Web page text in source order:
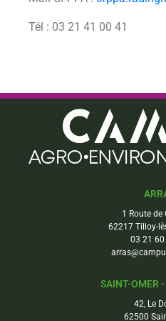
Tél : 03 21 41 00 41
1 Route de
62217 Tilloy-
03 21 60
SAINT-OMER
42, Le
62500